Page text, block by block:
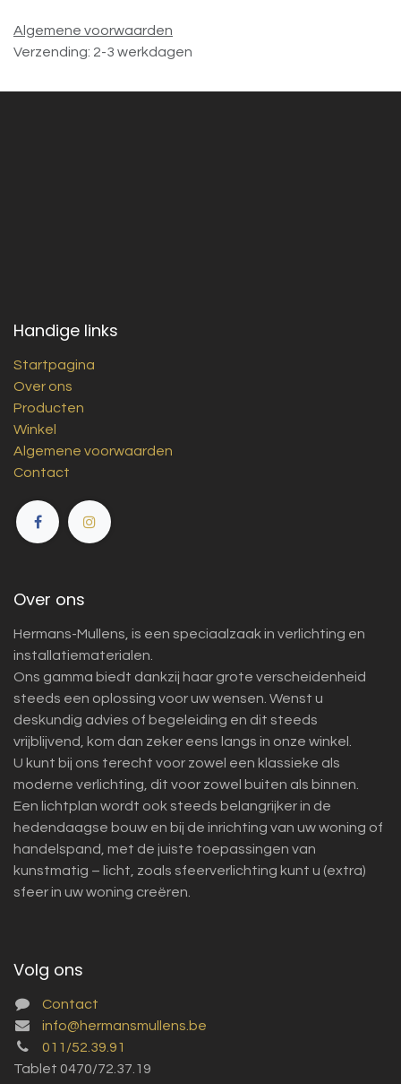
Algemene voorwaarden
Verzending: 2-3 werkdagen
Handige links
Startpagina
Over ons
Producten
Winkel
Algemene voorwaarden
Contact
Over ons
Hermans-Mullens, is een speciaalzaak in verlichting en
installatiematerialen.
Ons gamma biedt dankzij haar grote verscheidenheid
steeds een oplossing voor uw wensen. Wenst u
deskundig advies of begeleiding en dit steeds
vrijblijvend, kom dan zeker eens langs in onze winkel.
U kunt bij ons terecht voor zowel een klassieke als
moderne verlichting, dit voor zowel buiten als binnen.
Een lichtplan wordt ook steeds belangrijker in de
hedendaagse bouw en bij de inrichting van uw woning of
handelspand, met de juiste toepassingen van
kunstmatig – licht, zoals sfeerverlichting kunt u (extra)
sfeer in uw woning creëren.
Volg ons
Contact
info@hermansmullens.be
011/52.39.91
Tablet 0470/72.37.19